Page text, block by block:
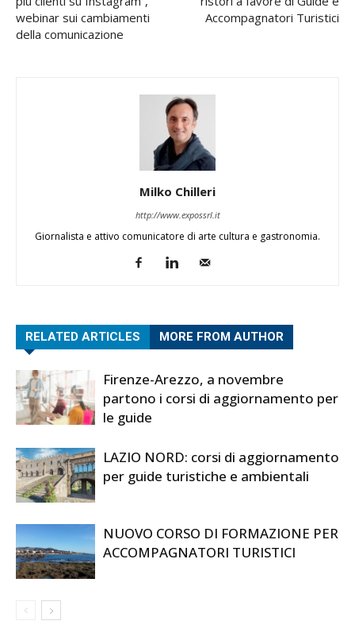
webinar sui cambiamenti
della comunicazione
Accompagnatori Turistici
Milko Chilleri
http://www.expossrl.it
Giornalista e attivo comunicatore di arte cultura e gastronomia.
RELATED ARTICLES MORE FROM AUTHOR
Firenze-Arezzo, a novembre
partono i corsi di aggiornamento per
le guide
LAZIO NORD: corsi di aggiornamento
per guide turistiche e ambientali
NUOVO CORSO DI FORMAZIONE PER
ACCOMPAGNATORI TURISTICI